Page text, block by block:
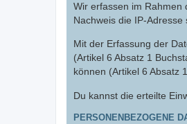
Wir erfassen im Rahmen
Nachweis die IP-Adresse
Mit der Erfassung der
(Artikel 6 Absatz 1
können (Artikel 6 Absatz
Du kannst die erteilte
PERSONENBEZOGENE